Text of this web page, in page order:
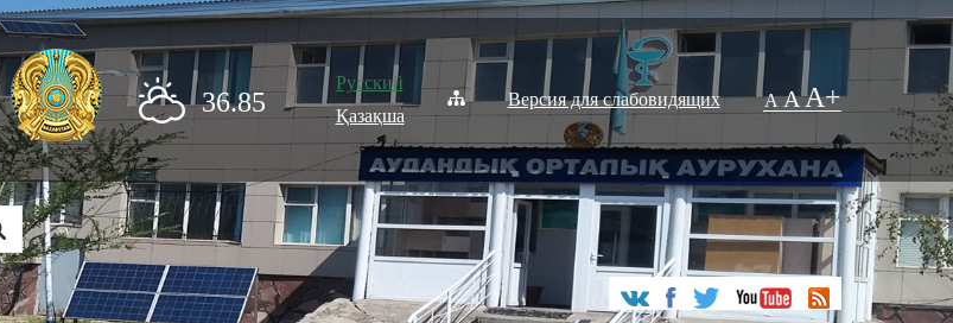
36.85
Русский
Қазақша
Версия для слабовидящих A AA+